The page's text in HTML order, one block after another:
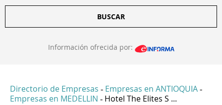
BUSCAR
Información ofrecida por:
Directorio de Empresas - Empresas en ANTIOQUIA -
Empresas en MEDELLIN - Hotel The Elites S ...